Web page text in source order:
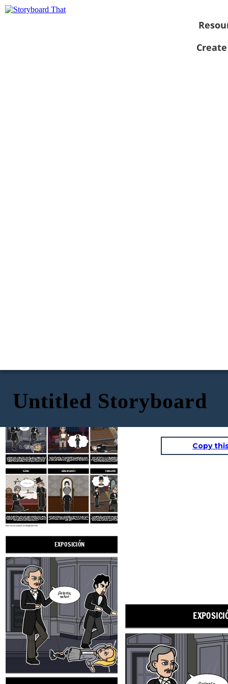
Untitled Storyboard
Cree sus los propios en Storyboard That
CLÍMAX CAÍDA DE ACCIÓN RESOLUCIÓN
En su paseo semanal con su amigo y pariente Enfield, el señor Utterson, un abogado, se encuentra de pie frente a una oscura y misteriosa puerta en una calle agradable. Enfield relata una noche en que se encontró con un hombre que tuvo que entrar en esa puerta. Había derribado a una niña y, en lugar de causar una escena, pagó a su familia con un cheque en nombre de un hombre bien establecido en Londres. Enfield relata que el hombre que golpeó a la niña fue llamado Hyde. Con la información de Enfield, Utterson se preocupa cada vez más por su amigo el Dr. Jekyll, que recientemente había cambiado su voluntad de instruir que si le pasaba algo, todo debía darse a Hyde. Utterson está preocupado de que Jekyll esté siendo chantajeado por Hyde. Además, está cada vez más alarmado por la apariencia de Hyde, que parece convocar horror y odio a cualquiera que lo observe. Una noche, una sirvienta del Dr. Jekyll es testigo del asesinato brutal de un Sir Danvers Carew de Edward Hyde. Utterson va a Jekyll, quien le asegura que Hyde se ha ido para siempre. Le da a Utterson una carta de Hyde, que Utterson sospecha más tarde que Jekyll ha forjado. Los criados de Jekyll están asustados por cosas que han oído y visto en el laboratorio de Jekyll, por lo que convocan a Utterson. Derriban la puerta del laboratorio y encuentran a Hyde muerto de veneno.
Después de la desaparición de Hyde, Jekyll envió una carta desesperada al Dr. Lanyon, rogándole que sacara un cajón de su laboratorio. Hyde viene a recogerlo, mezcla el contenido y bebe la mezcla. Se transforma en Henry Jekyll delante de los ojos de Lanyon. Lanyon está tan angustiado que muere unas semanas más tarde. Él relaciona todos estos acontecimientos a Utterson en una carta que se abrirá solamente en la muerte o la desaparición del Dr. Jekyll. Utterson lee una carta del Dr. Jekyll, que le fue dejada en el laboratorio, junto con una nueva copia de la voluntad de Jekyll, dejando todo a Utterson. Relata que toda su vida, Jekyll sintió que había dos caras para sí mismo. A través de varios experimentos, desata a Mr. Hyde, que es puro mal y emocionante de ser. Con el tiempo, sin embargo, Hyde comienza a tomar Jekyll, y Jekyll comienza a temer y odiarlo. Jekyll se niega a cambiar en Hyde por cerca de 2 meses, pero pronto, la tentación toma de nuevo. Suprimido durante tanto tiempo, Hyde, en una furia, asesina a sir Carew. Esto asusta a Jekyll a matar a Hyde de vez en cuando, pero finalmente, vuelve a caer en tentación. Después de esto, Hyde comienza a tomar Jekyll cada pocas horas, y Jekyll se queda sin sal por la solución. Deja la carta y cambió la voluntad de Utterson, sabiendo que Henry Jekyll pronto se habrá ido para siempre.
Oh Dios! Oh Dios!
señor!
EXPOSICIÓN
¡Detente,
señor!
Copy